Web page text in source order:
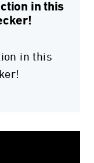
in this
in this